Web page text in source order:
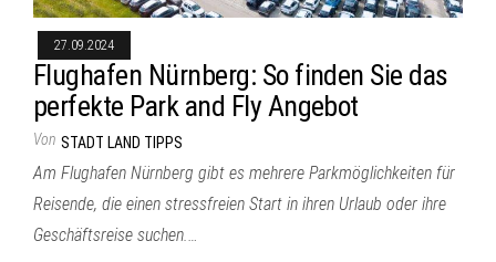
27.09.2024
Flughafen Nürnberg: So finden Sie das
perfekte Park and Fly Angebot
Von STADT LAND TIPPS
Am Flughafen Nürnberg gibt es mehrere Parkmöglichkeiten für
Reisende, die einen stressfreien Start in ihren Urlaub oder ihre
Geschäftsreise suchen.…